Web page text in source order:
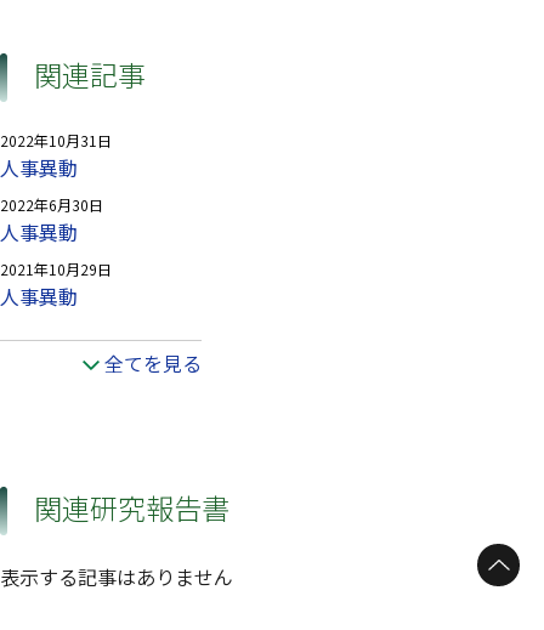
関連記事
2022年10月31日
人事異動
2022年6月30日
人事異動
2021年10月29日
人事異動
全てを見る
関連研究報告書
表示する記事はありません